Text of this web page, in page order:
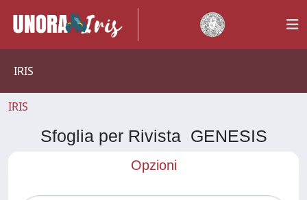
IRIS
IRIS
Sfoglia per Rivista GENESIS
Opzioni